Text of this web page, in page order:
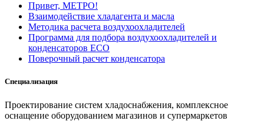
Привет, МЕТРО!
Взаимодействие хладагента и масла
Методика расчета воздухоохладителей
Программа для подбора воздухоохладителей и
конденсаторов ECO
Поверочный расчет конденсатора
Специализация
Проектирование систем хладоснабжения, комплексное
оснащение оборудованием магазинов и супермаркетов